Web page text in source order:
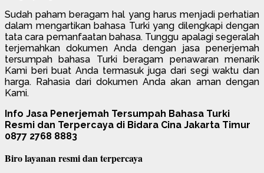
Sudah paham beragam hal yang harus menjadi perhatian
dalam mengartikan bahasa Turki yang dilengkapi dengan
tata cara pemanfaatan bahasa. Tunggu apalagi segeralah
terjemahkan dokumen Anda dengan jasa penerjemah
tersumpah bahasa Turki beragam penawaran menarik
Kami beri buat Anda termasuk juga dari segi waktu dan
harga. Rahasia dari dokumen Anda akan aman dengan
Kami.
Info Jasa Penerjemah Tersumpah Bahasa Turki
Resmi dan Terpercaya di Bidara Cina Jakarta Timur
0877 2768 8883
Biro layanan resmi dan terpercaya